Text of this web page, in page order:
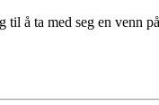
å ta med seg en venn